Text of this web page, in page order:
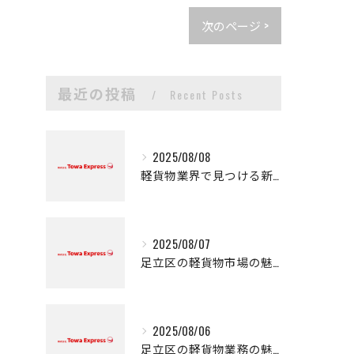
次のページ >
最近の投稿 Recent Posts
2025/08/08
軽貨物業界で見つける新たなキャリアの可能性
2025/08/07
足立区の軽貨物市場の魅力
2025/08/06
足立区の軽貨物業務の魅力